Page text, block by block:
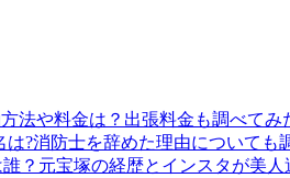
法や料金は？出張料金も調べてみ
?消防士を辞めた理由についても
？元宝塚の経歴とインスタが美人